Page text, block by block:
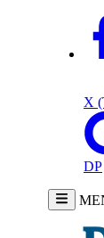
X
DP